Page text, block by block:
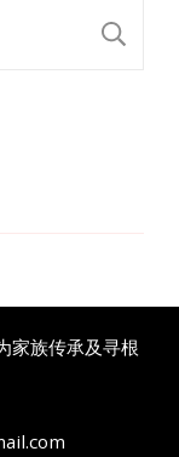
家族传承及寻根